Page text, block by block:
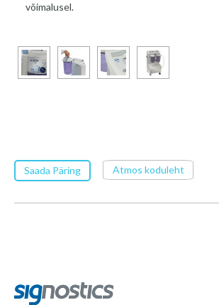
võimalusel.
Saada Päring Atmos koduleht